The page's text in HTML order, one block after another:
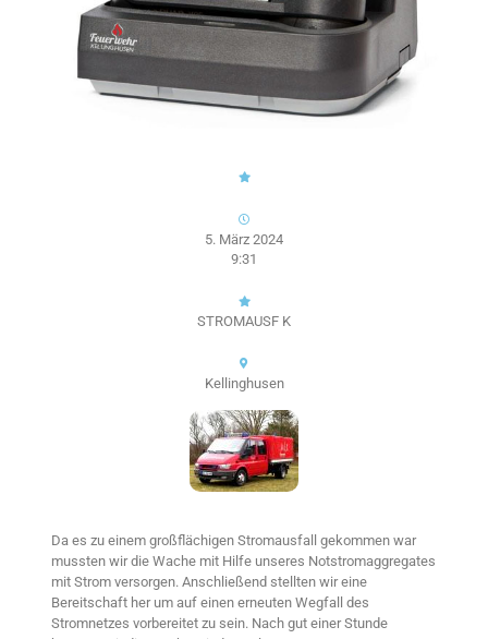
5. März 2024
9:31
STROMAUSF K
Kellinghusen
Da es zu einem großflächigen Stromausfall gekommen war
mussten wir die Wache mit Hilfe unseres Notstromaggregates
mit Strom versorgen. Anschließend stellten wir eine
Bereitschaft her um auf einen erneuten Wegfall des
Stromnetzes vorbereitet zu sein. Nach gut einer Stunde